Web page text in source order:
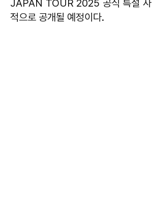
JAPAN TOUR 2025 공식 특설 사
적으로 공개될 예정이다.